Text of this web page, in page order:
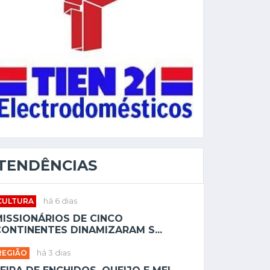
há 6 dias
DE CINCO
DINAMIZARAM S...
há 3 dias